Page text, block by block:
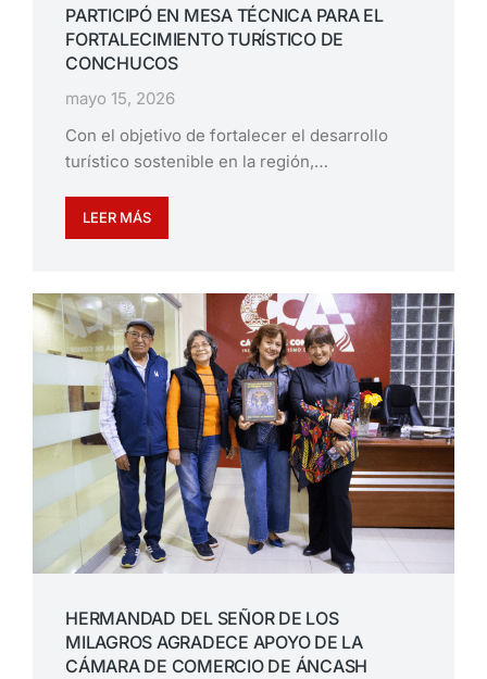
PARTICIPÓ EN MESA TÉCNICA PARA EL
FORTALECIMIENTO TURÍSTICO DE
CONCHUCOS
mayo 15, 2026
Con el objetivo de fortalecer el desarrollo
turístico sostenible en la región,…
LEER MÁS
HERMANDAD DEL SEÑOR DE LOS
MILAGROS AGRADECE APOYO DE LA
CÁMARA DE COMERCIO DE ÁNCASH